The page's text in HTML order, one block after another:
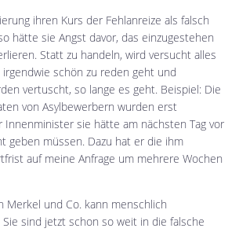
ihren Kurs der Fehlanreize als falsch
hätte sie Angst davor, das einzugestehen
Statt zu handeln, wird versucht alles
schön zu reden geht und
vertuscht, so lange es geht. Beispiel: Die
von Asylbewerbern wurden erst
Innenminister sie hätte am nächsten Tag vor
geben müssen. Dazu hat er die ihm
auf meine Anfrage um mehrere Wochen
Merkel und Co. kann menschlich
Sie sind jetzt schon so weit in die falsche